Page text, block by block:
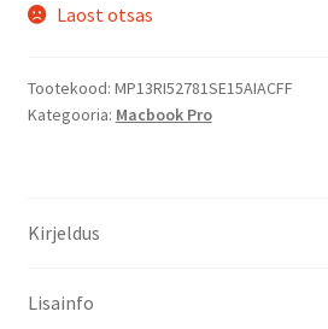
Laost otsas
Tootekood: MP13RI52781SE15AIACFF
Kategooria: Macbook Pro
Kirjeldus
Lisainfo